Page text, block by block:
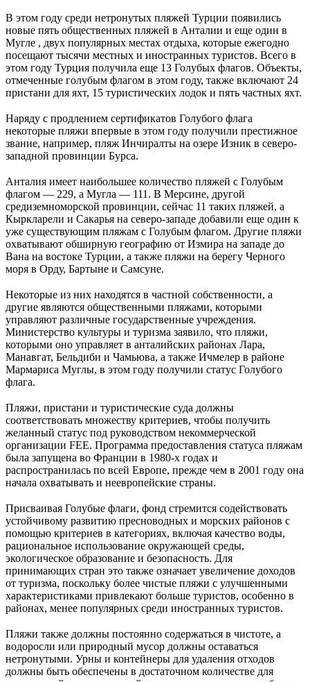
В этом году среди нетронутых пляжей Турции появились
новые пять общественных пляжей в Анталии и еще один в
Мугле , двух популярных местах отдыха, которые ежегодно
посещают тысячи местных и иностранных туристов. Всего в
этом году Турция получила еще 13 Голубых флагов. Объекты,
отмеченные голубым флагом в этом году, также включают 24
пристани для яхт, 15 туристических лодок и пять частных яхт.
Наряду с продлением сертификатов Голубого флага
некоторые пляжи впервые в этом году получили престижное
звание, например, пляж Инчиралты на озере Изник в северо-
западной провинции Бурса.
Анталия имеет наибольшее количество пляжей с Голубым
флагом — 229, а Мугла — 111. В Мерсине, другой
средиземноморской провинции, сейчас 11 таких пляжей, а
Кыркларели и Сакарья на северо-западе добавили еще один к
уже существующим пляжам с Голубым флагом. Другие пляжи
охватывают обширную географию от Измира на западе до
Вана на востоке Турции, а также пляжи на берегу Черного
моря в Орду, Бартыне и Самсуне.
Некоторые из них находятся в частной собственности, а
другие являются общественными пляжами, которыми
управляют различные государственные учреждения.
Министерство культуры и туризма заявило, что пляжи,
которыми оно управляет в анталийских районах Лара,
Манавгат, Бельдиби и Чамьюва, а также Ичмелер в районе
Мармариса Муглы, в этом году получили статус Голубого
флага.
Пляжи, пристани и туристические суда должны
соответствовать множеству критериев, чтобы получить
желанный статус под руководством некоммерческой
организации FEE. Программа предоставления статуса пляжам
была запущена во Франции в 1980-х годах и
распространилась по всей Европе, прежде чем в 2001 году она
начала охватывать и неевропейские страны.
Присваивая Голубые флаги, фонд стремится содействовать
устойчивому развитию пресноводных и морских районов с
помощью критериев в категориях, включая качество воды,
рациональное использование окружающей среды,
экологическое образование и безопасность. Для
принимающих стран это также означает увеличение доходов
от туризма, поскольку более чистые пляжи с улучшенными
характеристиками привлекают больше туристов, особенно в
районах, менее популярных среди иностранных туристов.
Пляжи также должны постоянно содержаться в чистоте, а
водоросли или природный мусор должны оставаться
нетронутыми. Урны и контейнеры для удаления отходов
должны быть обеспечены в достаточном количестве для